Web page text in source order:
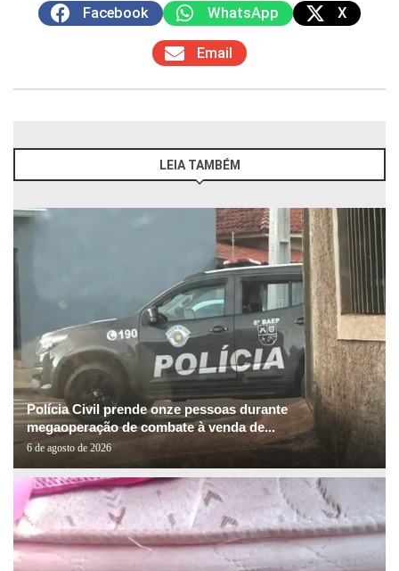
Facebook WhatsApp X
Email
LEIA TAMBÉM
Polícia Civil prende onze pessoas durante
megaoperação de combate à venda de...
6 de agosto de 2026